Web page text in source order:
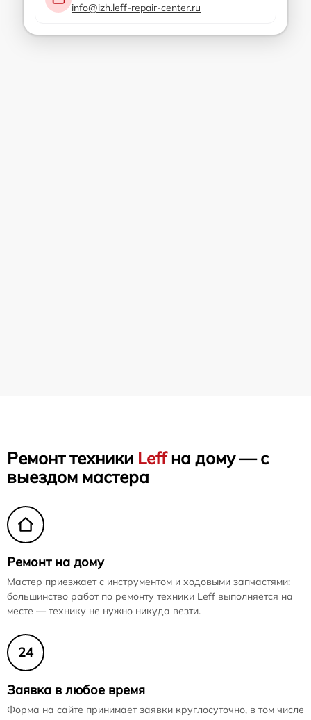
info@izh.leff-repair-center.ru
Ремонт техники Leffна дому — с
выездом мастера
Ремонт на дому
Мастер приезжает с инструментом и ходовыми запчастями:
большинство работ по ремонту техники Leff выполняется на
месте — технику не нужно никуда везти.
24
Заявка в любое время
Форма на сайте принимает заявки круглосуточно, в том числе